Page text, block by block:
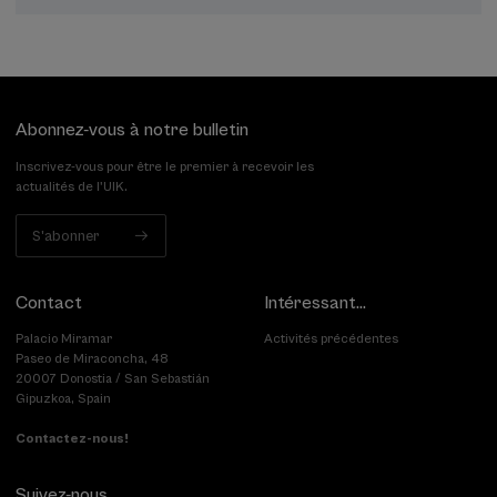
Abonnez-vous à notre bulletin
Inscrivez-vous pour être le premier à recevoir les
actualités de l'UIK.
S'abonner
Contact
Palacio Miramar
Paseo de Miraconcha, 48
20007 Donostia / San Sebastián
Gipuzkoa, Spain
Contactez-nous!
Intéressant...
Activités précédentes